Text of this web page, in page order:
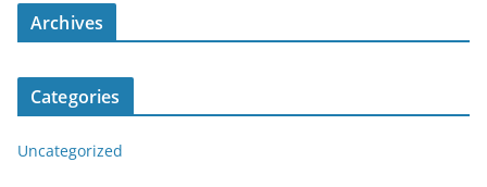
Archives
Categories
Uncategorized